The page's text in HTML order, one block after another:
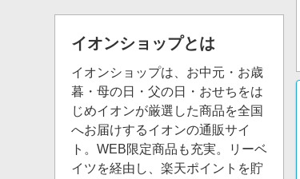
イオンショップとは
イオンショップは、お中元・お歳
暮・母の日・父の日・おせちをは
じめイオンが厳選した商品を全国
へお届けするイオンの通販サイ
ト。WEB限定商品も充実。リーベ
イツを経由し、楽天ポイントを貯